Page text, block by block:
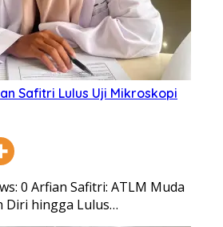
Safitri Lulus Uji Mikroskopi
0 Arfian Safitri: ATLM Muda
Diri hingga Lulus…